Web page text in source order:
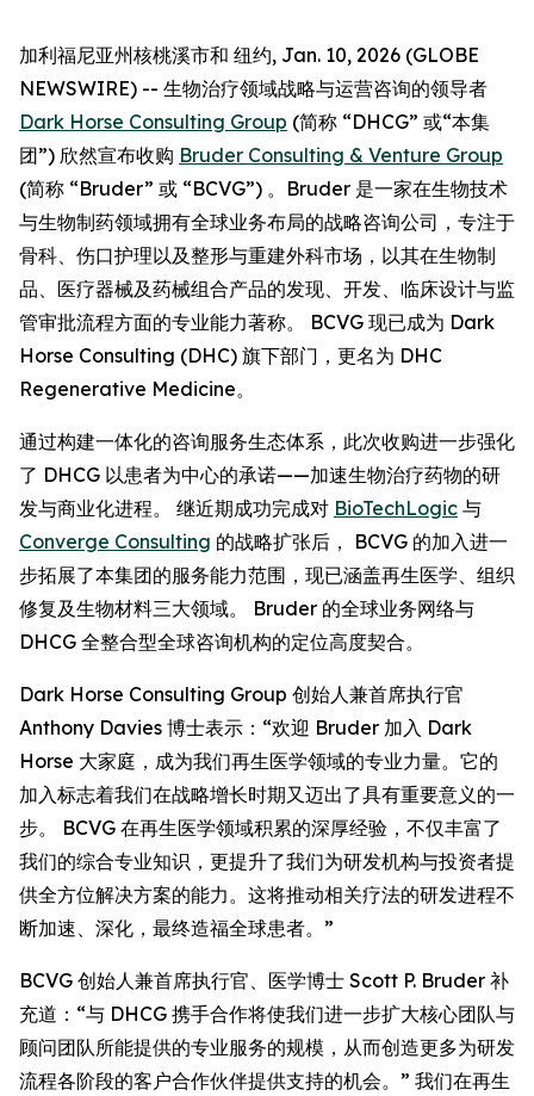
加利福尼亚州核桃溪市和 纽约, Jan. 10, 2026 (GLOBE
NEWSWIRE) -- 生物治疗领域战略与运营咨询的领导者
Dark Horse Consulting Group (简称 “DHCG” 或“本集
团”) 欣然宣布收购 Bruder Consulting & Venture Group
(简称 “Bruder” 或 “BCVG”) 。Bruder 是一家在生物技术
与生物制药领域拥有全球业务布局的战略咨询公司，专注于
骨科、伤口护理以及整形与重建外科市场，以其在生物制
品、医疗器械及药械组合产品的发现、开发、临床设计与监
管审批流程方面的专业能力著称。 BCVG 现已成为 Dark
Horse Consulting (DHC) 旗下部门，更名为 DHC
Regenerative Medicine。
通过构建一体化的咨询服务生态体系，此次收购进一步强化
了 DHCG 以患者为中心的承诺——加速生物治疗药物的研
发与商业化进程。 继近期成功完成对 BioTechLogic 与
Converge Consulting 的战略扩张后， BCVG 的加入进一
步拓展了本集团的服务能力范围，现已涵盖再生医学、组织
修复及生物材料三大领域。 Bruder 的全球业务网络与
DHCG 全整合型全球咨询机构的定位高度契合。
Dark Horse Consulting Group 创始人兼首席执行官
Anthony Davies 博士表示：“欢迎 Bruder 加入 Dark
Horse 大家庭，成为我们再生医学领域的专业力量。它的
加入标志着我们在战略增长时期又迈出了具有重要意义的一
步。 BCVG 在再生医学领域积累的深厚经验，不仅丰富了
我们的综合专业知识，更提升了我们为研发机构与投资者提
供全方位解决方案的能力。这将推动相关疗法的研发进程不
断加速、深化，最终造福全球患者。”
BCVG 创始人兼首席执行官、医学博士 Scott P. Bruder 补
充道：“与 DHCG 携手合作将使我们进一步扩大核心团队与
顾问团队所能提供的专业服务的规模，从而创造更多为研发
流程各阶段的客户合作伙伴提供支持的机会。” 我们在再生